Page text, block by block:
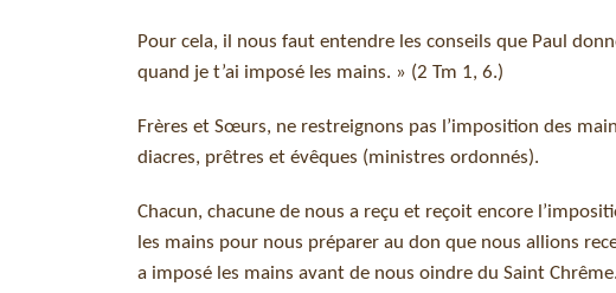
Pour cela, il nous faut entendre les conseils que Paul
quand je t’ai imposé les mains. » (2 Tm 1, 6.)
Frères et Sœurs, ne restreignons pas l’imposition des
diacres, prêtres et évêques (ministres ordonnés).
Chacun, chacune de nous a reçu et reçoit encore
les mains pour nous préparer au don que nous allions
a imposé les mains avant de nous oindre du Saint